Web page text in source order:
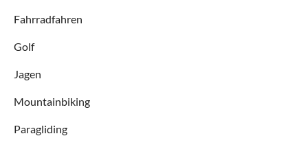
Fahrradfahren
Golf
Jagen
Mountainbiking
Paragliding